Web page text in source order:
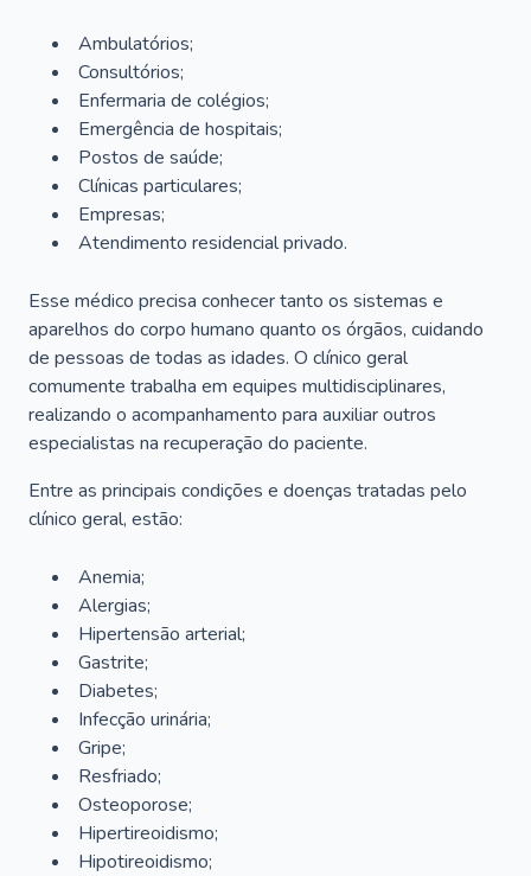
Ambulatórios;
Consultórios;
Enfermaria de colégios;
Emergência de hospitais;
Postos de saúde;
Clínicas particulares;
Empresas;
Atendimento residencial privado.
Esse médico precisa conhecer tanto os sistemas e
aparelhos do corpo humano quanto os órgãos, cuidando
de pessoas de todas as idades. O clínico geral
comumente trabalha em equipes multidisciplinares,
realizando o acompanhamento para auxiliar outros
especialistas na recuperação do paciente.
Entre as principais condições e doenças tratadas pelo
clínico geral, estão:
Anemia;
Alergias;
Hipertensão arterial;
Gastrite;
Diabetes;
Infecção urinária;
Gripe;
Resfriado;
Osteoporose;
Hipertireoidismo;
Hipotireoidismo;